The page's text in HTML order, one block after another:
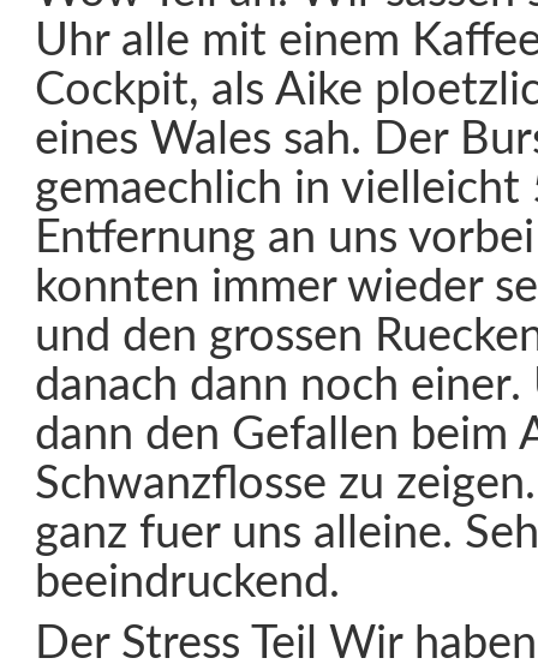
Uhr alle mit einem
Cockpit, als Aike
eines Wales sah. Der
gemaechlich in
Entfernung an uns
konnten immer wieder
und den grossen
danach dann noch
dann den Gefallen beim
Schwanzflosse zu
ganz fuer uns alleine.
beeindruckend.
Der Stress Teil Wir